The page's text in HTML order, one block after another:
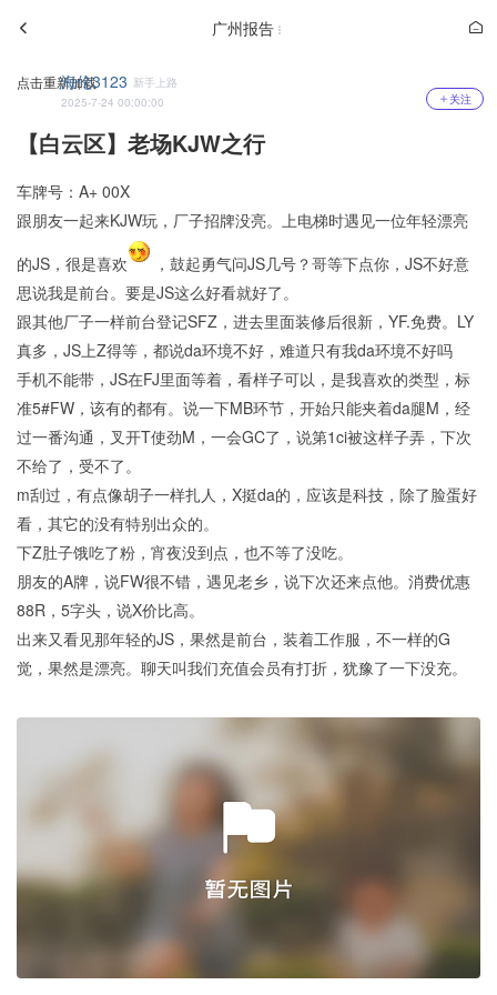
广州报告
点击重新加载
海伦3123 新手上路
2025-7-24 00:00:00
关注
【白云区】老场KJW之行
车牌号：A+ 00X
跟朋友一起来KJW玩，厂子招牌没亮。上电梯时遇见一位年轻漂亮
的JS，很是喜欢
，鼓起勇气问JS几号？哥等下点你，JS不好意
思说我是前台。要是JS这么好看就好了。
跟其他厂子一样前台登记SFZ，进去里面装修后很新，YF.免费。LY
真多，JS上Z得等，都说da环境不好，难道只有我da环境不好吗
手机不能带，JS在FJ里面等着，看样子可以，是我喜欢的类型，标
准5#FW，该有的都有。说一下MB环节，开始只能夹着da腿M，经
过一番沟通，叉开T使劲M，一会GC了，说第1ci被这样子弄，下次
不给了，受不了。
m刮过，有点像胡子一样扎人，X挺da的，应该是科技，除了脸蛋好
看，其它的没有特别出众的。
下Z肚子饿吃了粉，宵夜没到点，也不等了没吃。
朋友的A牌，说FW很不错，遇见老乡，说下次还来点他。消费优惠
88R，5字头，说X价比高。
出来又看见那年轻的JS，果然是前台，装着工作服，不一样的G
觉，果然是漂亮。聊天叫我们充值会员有打折，犹豫了一下没充。